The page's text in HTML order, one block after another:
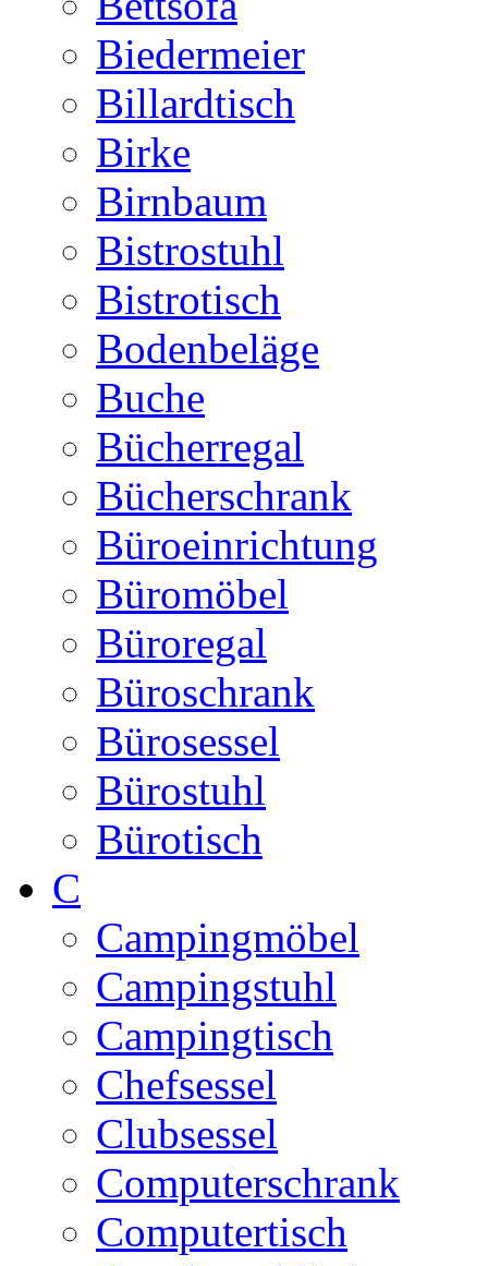
Biedermeier
Billardtisch
Birke
Birnbaum
Bistrostuhl
Bistrotisch
Bodenbeläge
Buche
Bücherregal
Bücherschrank
Büroeinrichtung
Büromöbel
Büroregal
Büroschrank
Bürosessel
Bürostuhl
Bürotisch
C
Campingmöbel
Campingstuhl
Campingtisch
Chefsessel
Clubsessel
Computerschrank
Computertisch